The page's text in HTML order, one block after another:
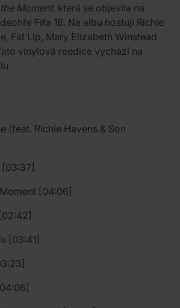
Moment, která se objevila na
Fifa 18. Na albu hostují Richie
Fat Lip, Mary Elizabeth Winstead
vinylová reedice vychází na
(feat. Richie Havens & Son
[03:37]
[04:06]
[03:41]